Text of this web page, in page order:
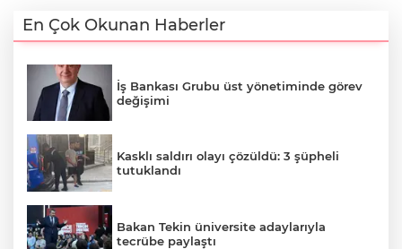
En Çok Okunan Haberler
İş Bankası Grubu üst yönetiminde görev
değişimi
Kasklı saldırı olayı çözüldü: 3 şüpheli
tutuklandı
Bakan Tekin üniversite adaylarıyla
tecrübe paylaştı